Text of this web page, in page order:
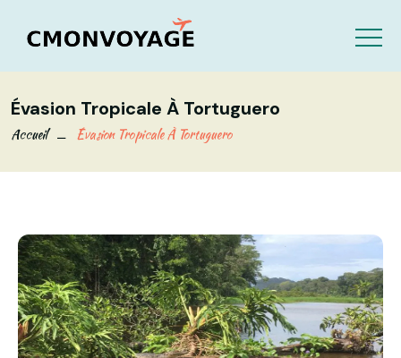
Évasion Tropicale À Tortuguero
Accueil Évasion Tropicale À Tortuguero